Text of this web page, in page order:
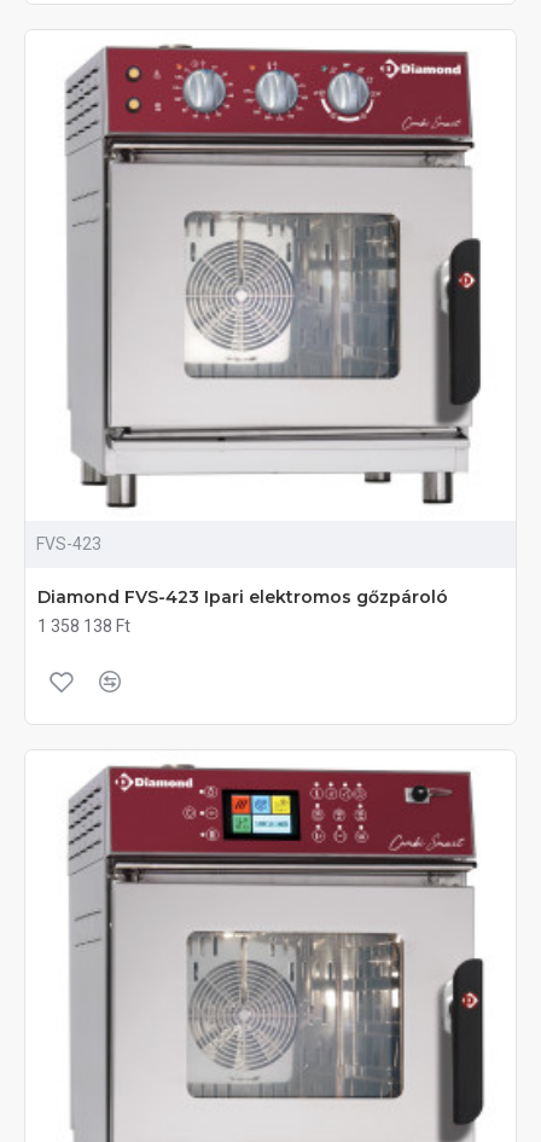
FVS-423
Diamond FVS-423 Ipari elektromos gőzpároló
1 358 138 Ft